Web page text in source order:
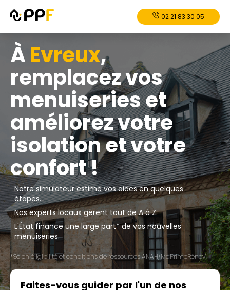
02 21 83 30 05
ÀEvreux,
remplacez vos
menuiseries et
améliorez votre
isolation et votre
confort !
Notre simulateur estime vos aides en quelques
étapes.
Nos experts locaux gèrent tout de A à Z.
L'État finance une large part* de vos nouvelles
menuiseries.
*Selon éligibilité et conditions de ressources ANAH/MaPrimeRénov'.
Faites-vous guider par l'un de nos